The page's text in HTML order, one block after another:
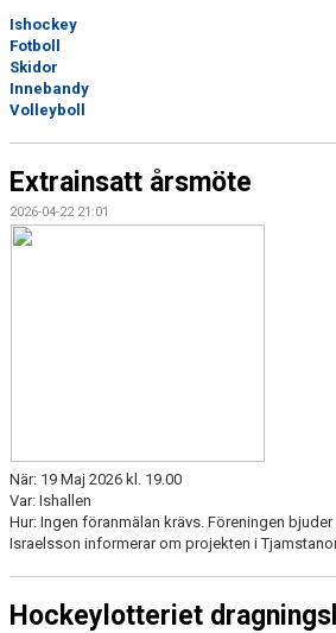
BILDGALLERI
DOKUMENT
BLI MEDLEM
REKREATIONSOMRÅDE TJAMSTAN
Ishockey
Fotboll
Skidor
Innebandy
Volleyboll
Extrainsatt årsmöte
2026-04-22 21:01
När: 19 Maj 2026 kl. 19.00
Var: Ishallen
Hur: Ingen föranmälan krävs. Föreningen
Israelsson informerar om projekten i
Hockeylotteriet